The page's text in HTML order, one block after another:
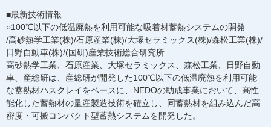
■最新技術情報
○100℃以下の低温廃熱を利用可能な吸着材蓄熱システムの開発
/高砂熱学工業(株)/石原産業(株)/大塚セラミックス(株)/森松工業(株)/
日野自動車(株)/(国研)産業技術総合研究所
高砂熱学工業、石原産業、大塚セラミックス、森松工業、日野自動
車、産総研は、産総研が開発した100℃以下の低温廃熱を利用可能
な蓄熱材ハスクレイをベースに、NEDOの助成事業において、高性
能化した蓄熱材の量産製造技術を確立し、同蓄熱材を組み込んだ高
密度・可搬コンパクト型蓄熱システムを開発した。